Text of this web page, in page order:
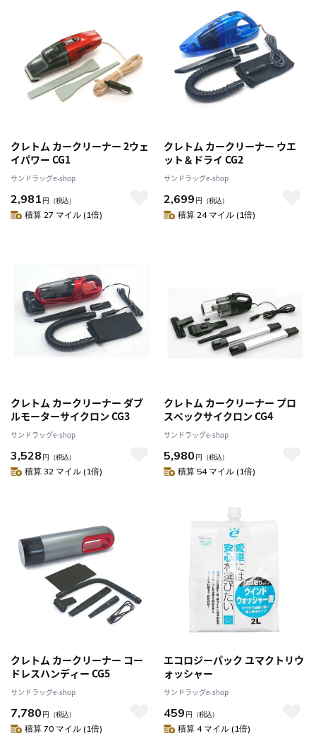
クレトム カークリーナー 2ウェ
イパワー CG1
サンドラッグe-shop
2,981 円 （税込）
積算 27 マイル (1倍)
クレトム カークリーナー ウエ
ット＆ドライ CG2
サンドラッグe-shop
2,699 円 （税込）
積算 24 マイル (1倍)
クレトム カークリーナー ダブ
ルモーターサイクロン CG3
サンドラッグe-shop
3,528 円 （税込）
積算 32 マイル (1倍)
クレトム カークリーナー プロ
スペックサイクロン CG4
サンドラッグe-shop
5,980 円 （税込）
積算 54 マイル (1倍)
クレトム カークリーナー コー
ドレスハンディー CG5
サンドラッグe-shop
7,780 円 （税込）
積算 70 マイル (1倍)
エコロジーパック ユマクトリウ
ォッシャー
サンドラッグe-shop
459 円 （税込）
積算 4 マイル (1倍)